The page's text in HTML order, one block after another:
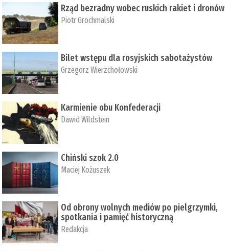
Rząd bezradny wobec ruskich rakiet i dronów
Piotr Grochmalski
Bilet wstępu dla rosyjskich sabotażystów
Grzegorz Wierzchołowski
Karmienie obu Konfederacji
Dawid Wildstein
Chiński szok 2.0
Maciej Kożuszek
Od obrony wolnych mediów po pielgrzymki,
spotkania i pamięć historyczną
Redakcja